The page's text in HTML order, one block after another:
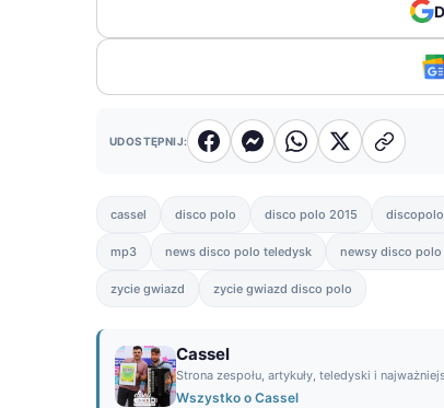
UDOSTĘPNIJ:
cassel disco polo disco polo 2015 discopolo
mp3 news disco polo teledysk newsy disco polo
zycie gwiazd zycie gwiazd disco polo
Cassel
Strona zespołu, artykuły, teledyski i
Wszystko o Cassel